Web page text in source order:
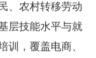
、农村转移劳动
层技能水平与就
训，覆盖电商、